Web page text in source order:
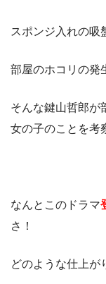
スポンジ入れの吸
部屋のホコリの発
そんな鍵山哲郎が
女の子のことを考
なんとこのドラマ
さ！
どのような仕上が